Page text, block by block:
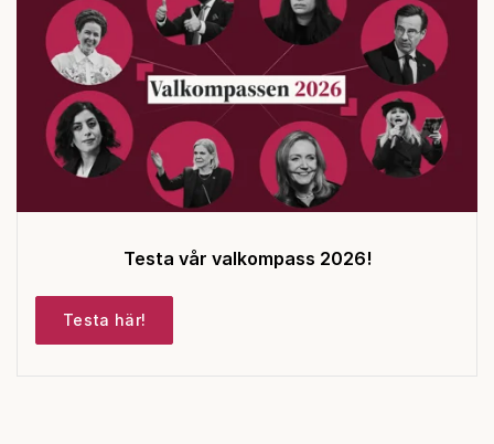
Testa vår valkompass 2026!
Testa här!